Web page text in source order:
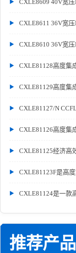
CXLE8609 40V宽
CXLE8611 36V宽
CXLE8610 36V宽
CXLE81128高度集
CXLE81129高度集
CXLE81127/N
CXLE81126高度集
CXLE81125经济高
CXLE81123F是高
CXLE81124是一款
推荐产品